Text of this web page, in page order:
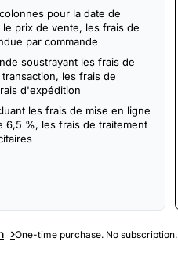
pour la date de
prix de vente, les frais de
par commande
soustrayant les frais de
les frais de
d'expédition
les frais de mise en ligne
6,5 %, les frais de traitement
›One-time purchase. No subscription.